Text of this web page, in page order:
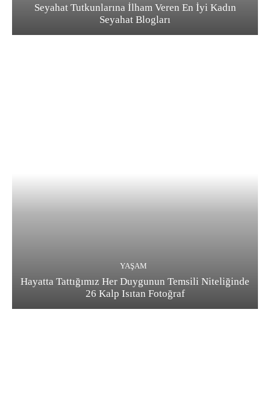
Seyahat Tutkunlarına İlham Veren En İyi Kadın
Seyahat Blogları
YAŞAM
Hayatta Tattığımız Her Duygunun Temsili Niteliğinde
26 Kalp Isıtan Fotoğraf